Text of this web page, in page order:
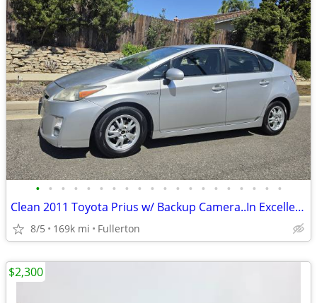
• • • • • • • • • • • • • • • • • • • •
Clean 2011 Toyota Prius w/ Backup Camera..In Excellent Running Conditions w
8/5 169k mi Fullerton
$2,300